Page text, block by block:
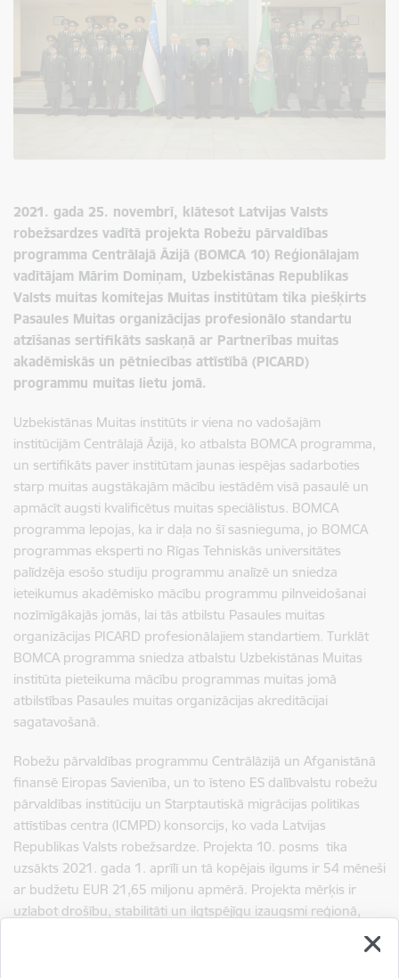
2021. gada 25. novembrī, klātesot Latvijas Valsts
robežsardzes vadītā projekta Robežu pārvaldības
programma Centrālajā Āzijā (BOMCA 10) Reģionālajam
vadītājam Mārim Domiņam, Uzbekistānas Republikas
Valsts muitas komitejas Muitas institūtam tika piešķirts
Pasaules Muitas organizācijas profesionālo standartu
atzīšanas sertifikāts saskaņā ar Partnerības muitas
akadēmiskās un pētniecības attīstībā (PICARD)
programmu muitas lietu jomā.
Uzbekistānas Muitas institūts ir viena no vadošajām
institūcijām Centrālajā Āzijā, ko atbalsta BOMCA programma,
un sertifikāts paver institūtam jaunas iespējas sadarboties
starp muitas augstākajām mācību iestādēm visā pasaulē un
apmācīt augsti kvalificētus muitas speciālistus. BOMCA
programma lepojas, ka ir daļa no šī sasnieguma, jo BOMCA
programmas eksperti no Rīgas Tehniskās universitātes
palīdzēja esošo studiju programmu analīzē un sniedza
ieteikumus akadēmisko mācību programmu pilnveidošanai
nozīmīgākajās jomās, lai tās atbilstu Pasaules muitas
organizācijas PICARD profesionālajiem standartiem. Turklāt
BOMCA programma sniedza atbalstu Uzbekistānas Muitas
institūta pieteikuma mācību programmas muitas jomā
atbilstības Pasaules muitas organizācijas akreditācijai
sagatavošanā.
Robežu pārvaldības programmu Centrālāzijā un Afganistānā
finansē Eiropas Savienība, un to īsteno ES dalībvalstu robežu
pārvaldības institūciju un Starptautiskā migrācijas politikas
attīstības centra (ICMPD) konsorcijs, ko vada Latvijas
Republikas Valsts robežsardze. Projekta 10. posms tika
uzsākts 2021. gada 1. aprīlī un tā kopējais ilgums ir 54 mēneši
ar budžetu EUR 21,65 miljonu apmērā. Projekta mērķis ir
uzlabot drošību, stabilitāti un ilgtspējīgu izaugsmi reģionā,
apstākļus cilvēkiem, kas dzīvo Centrālāzijas un Afganistānas